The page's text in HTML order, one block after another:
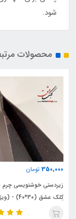
شود.
محصولات
ناموجود
زیردستی اعجاز
عشق (30*40) - چرم
خوشنویسی با خودکار و